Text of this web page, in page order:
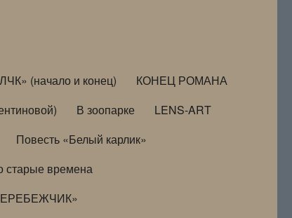
(начало и конец)
КОНЕЦ РОМАНА
В зоопарке
LENS-ART
Повесть «Белый карлик»
старые времена